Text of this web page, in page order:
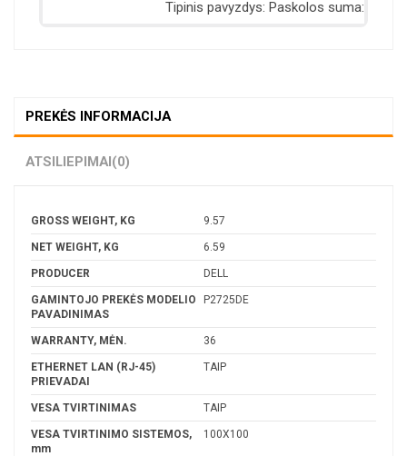
PREKĖS INFORMACIJA
ATSILIEPIMAI(0)
GROSS WEIGHT, KG 9.57
NET WEIGHT, KG 6.59
PRODUCER DELL
GAMINTOJO PREKĖS MODELIO
PAVADINIMAS
P2725DE
WARRANTY, MĖN. 36
ETHERNET LAN (RJ-45)
PRIEVADAI
TAIP
VESA TVIRTINIMAS TAIP
VESA TVIRTINIMO SISTEMOS,
mm
100X100